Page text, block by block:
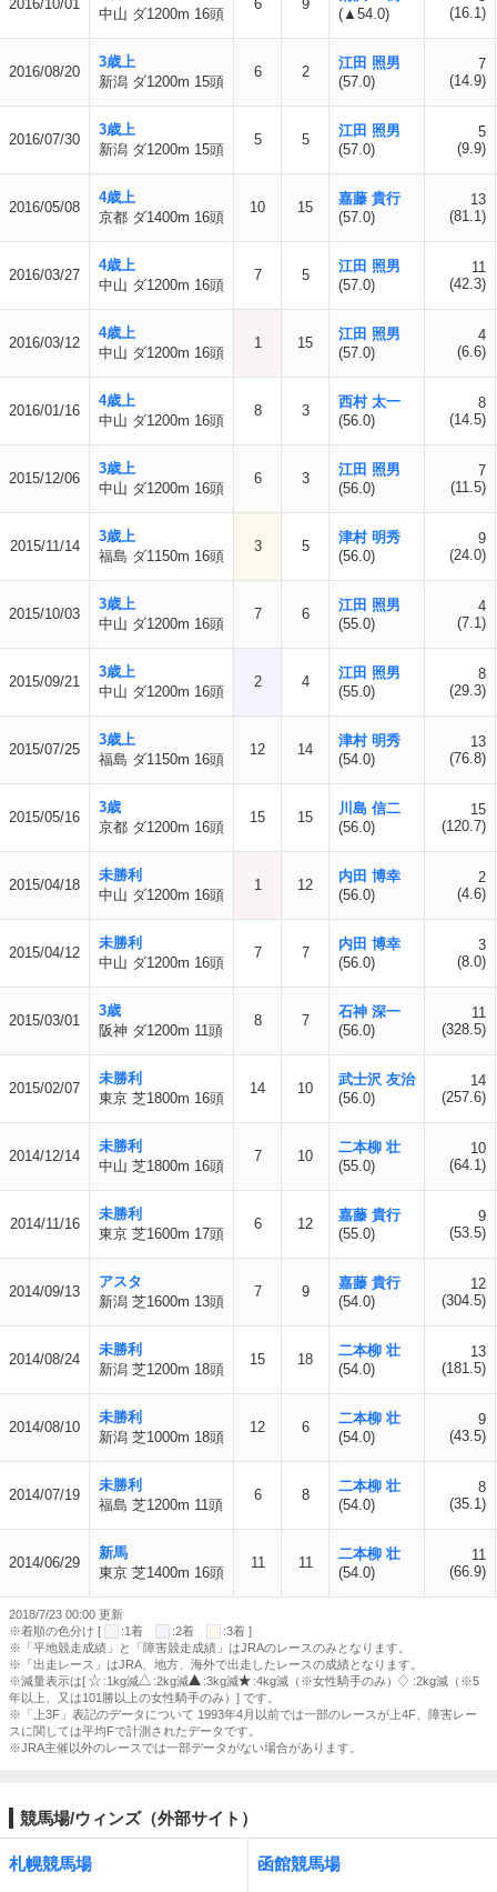
2016/10/01
中山 ダ1200m 16頭
6 9
(▲54.0)
(16.1)
2016/08/20
3歳上
新潟 ダ1200m 15頭
6 2
江田 照男
(57.0)
7
(14.9)
2016/07/30
3歳上
新潟 ダ1200m 15頭
5 5
江田 照男
(57.0)
5
(9.9)
2016/05/08
4歳上
京都 ダ1400m 16頭
10 15
嘉藤 貴行
(57.0)
13
(81.1)
2016/03/27
4歳上
中山 ダ1200m 16頭
7 5
江田 照男
(57.0)
11
(42.3)
2016/03/12
4歳上
中山 ダ1200m 16頭
1 15
江田 照男
(57.0)
4
(6.6)
2016/01/16
4歳上
中山 ダ1200m 16頭
8 3
西村 太一
(56.0)
8
(14.5)
2015/12/06
3歳上
中山 ダ1200m 16頭
6 3
江田 照男
(56.0)
7
(11.5)
2015/11/14
3歳上
福島 ダ1150m 16頭
3 5
津村 明秀
(56.0)
9
(24.0)
2015/10/03
3歳上
中山 ダ1200m 16頭
7 6
江田 照男
(55.0)
4
(7.1)
2015/09/21
3歳上
中山 ダ1200m 16頭
2 4
江田 照男
(55.0)
8
(29.3)
2015/07/25
3歳上
福島 ダ1150m 16頭
12 14
津村 明秀
(54.0)
13
(76.8)
2015/05/16
3歳
京都 ダ1200m 16頭
15 15
川島 信二
(56.0)
15
(120.7)
2015/04/18
未勝利
中山 ダ1200m 16頭
1 12
内田 博幸
(56.0)
2
(4.6)
2015/04/12
未勝利
中山 ダ1200m 16頭
7 7
内田 博幸
(56.0)
3
(8.0)
2015/03/01
3歳
阪神 ダ1200m 11頭
8 7
石神 深一
(56.0)
11
(328.5)
2015/02/07
未勝利
東京 芝1800m 16頭
14 10
武士沢 友治
(56.0)
14
(257.6)
2014/12/14
未勝利
中山 芝1800m 16頭
7 10
二本柳 壮
(55.0)
10
(64.1)
2014/11/16
未勝利
東京 芝1600m 17頭
6 12
嘉藤 貴行
(55.0)
9
(53.5)
2014/09/13
アスタ
新潟 芝1600m 13頭
7 9
嘉藤 貴行
(54.0)
12
(304.5)
2014/08/24
未勝利
新潟 芝1200m 18頭
15 18
二本柳 壮
(54.0)
13
(181.5)
2014/08/10
未勝利
新潟 芝1000m 18頭
12 6
二本柳 壮
(54.0)
9
(43.5)
2014/07/19
未勝利
福島 芝1200m 11頭
6 8
二本柳 壮
(54.0)
8
(35.1)
2014/06/29
新馬
東京 芝1400m 16頭
11 11
二本柳 壮
(54.0)
11
(66.9)
2018/7/23 00:00 更新
※着順の色分け [
:1着 :2着
:3着 ]
※「平地競走成績」と「障害競走成績」はJRAのレースのみとなります。
※「出走レース」はJRA、地方、海外で出走したレースの成績となります。
※減量表示は[
:1kg減 :2kg減 :3kg減 :4kg減（※女性騎手のみ）
:2kg減（※5
年以上、又は101勝以上の女性騎手のみ）] です。
※「上3F」表記のデータについて 1993年4月以前では一部のレースが上4F、障害レー
スに関しては平均Fで計測されたデータです。
※JRA主催以外のレースでは一部データがない場合があります。
競馬場/ウィンズ（外部サイト）
札幌競馬場 函館競馬場